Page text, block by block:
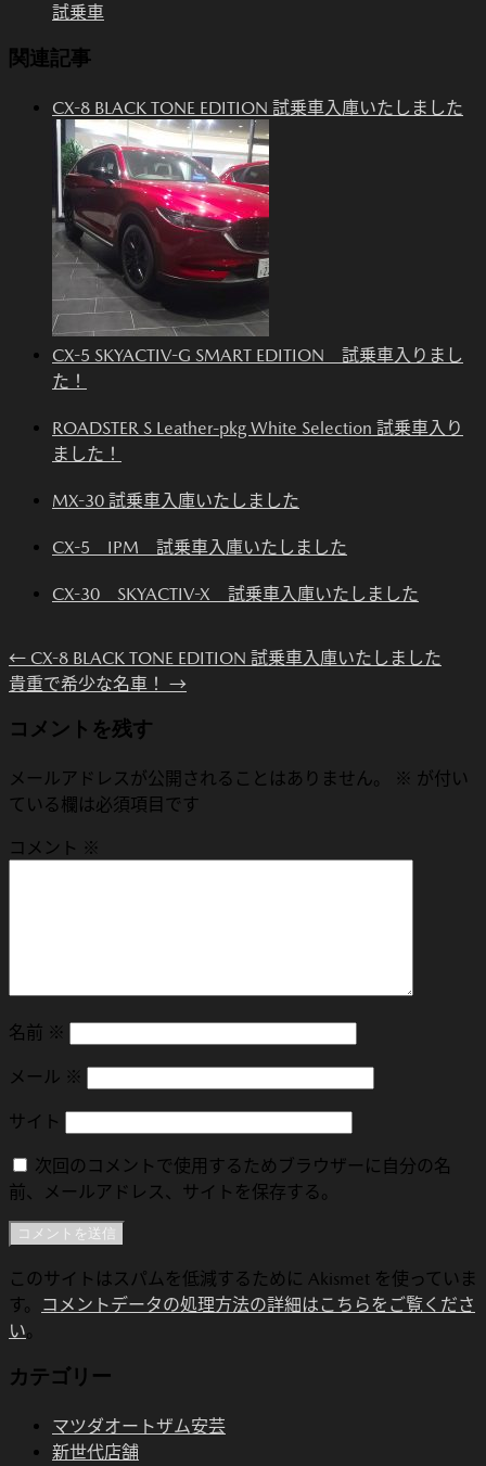
試乗車
関連記事
CX-8 BLACK TONE EDITION 試乗車入庫いたしました
CX-5 SKYACTIV-G SMART EDITION 試乗車入りまし
た！
ROADSTER S Leather-pkg White Selection 試乗車入り
ました！
MX-30 試乗車入庫いたしました
CX-5 IPM 試乗車入庫いたしました
CX-30 SKYACTIV-X 試乗車入庫いたしました
← CX-8 BLACK TONE EDITION 試乗車入庫いたしました
貴重で希少な名車！ →
コメントを残す
メールアドレスが公開されることはありません。 ※ が付い
ている欄は必須項目です
コメント ※
名前 ※
メール ※
サイト
次回のコメントで使用するためブラウザーに自分の名
前、メールアドレス、サイトを保存する。
このサイトはスパムを低減するために Akismet を使っていま
す。
コメントデータの処理方法の詳細はこちらをご覧くださ
い。
カテゴリー
マツダオートザム安芸
新世代店舗